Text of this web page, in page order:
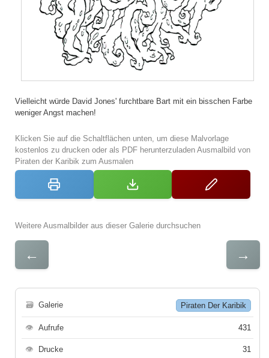
Vielleicht würde David Jones' furchtbare Bart mit ein bisschen Farbe
weniger Angst machen!
Klicken Sie auf die Schaltflächen unten, um diese Malvorlage
kostenlos zu drucken oder als PDF herunterzuladen Ausmalbild von
Piraten der Karibik zum Ausmalen
Weitere Ausmalbilder aus dieser Galerie durchsuchen
← →
🗃 Galerie Piraten Der Karibik
👁 Aufrufe 431
👁 Drucke 31